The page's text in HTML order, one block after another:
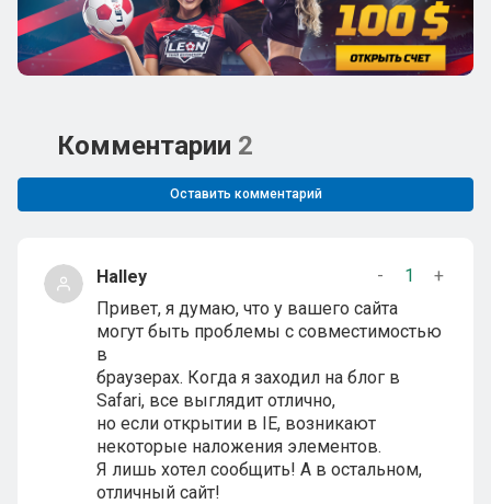
Комментарии 2
Оставить комментарий
Halley - 1
+
Привет, я думаю, что у вашего сайта
могут быть проблемы с совместимостью
в
браузерах. Когда я заходил на блог в
Safari, все выглядит отлично,
но если открытии в IE, возникают
некоторые наложения элементов.
Я лишь хотел сообщить! А в остальном,
отличный сайт!